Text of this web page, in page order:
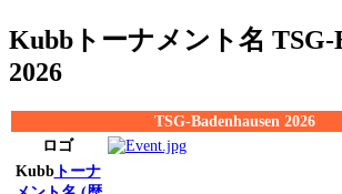
Kubb トーナメント名 TSG-
2026
TSG-Badenhausen 2026
ロゴ
Kubbトーナ